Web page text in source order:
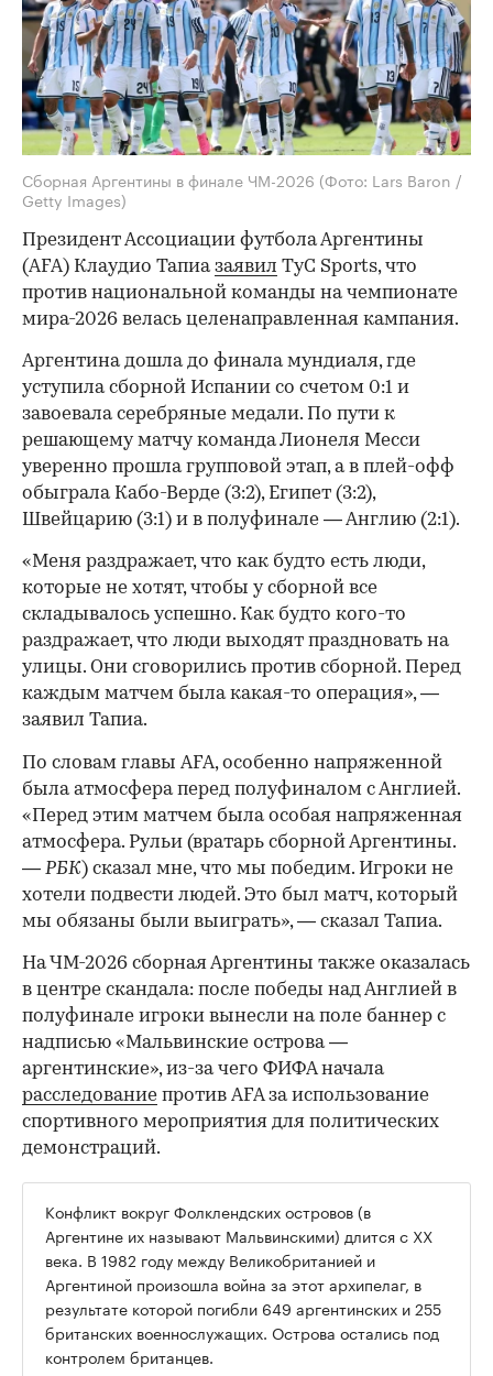
Сборная Аргентины в финале ЧМ-2026 (Фото: Lars Baron /
Getty Images)
Президент Ассоциации футбола Аргентины
(AFA) Клаудио Тапиазаявил TyC Sports, что
против национальной команды на чемпионате
мира-2026 велась целенаправленная кампания.
Аргентина дошла до финала мундиаля, где
уступила сборной Испании со счетом 0:1 и
завоевала серебряные медали. По пути к
решающему матчу команда Лионеля Месси
уверенно прошла групповой этап, а в плей-офф
обыграла Кабо-Верде (3:2), Египет (3:2),
Швейцарию (3:1) и в полуфинале — Англию (2:1).
«Меня раздражает, что как будто есть люди,
которые не хотят, чтобы у сборной все
складывалось успешно. Как будто кого-то
раздражает, что люди выходят праздновать на
улицы. Они сговорились против сборной. Перед
каждым матчем была какая-то операция», —
заявил Тапиа.
00:00 00:00
По словам главы AFA, особенно напряженной
была атмосфера перед полуфиналом с Англией.
«Перед этим матчем была особая напряженная
атмосфера. Рульи (вратарь сборной Аргентины.
— РБК) сказал мне, что мы победим. Игроки не
хотели подвести людей. Это был матч, который
мы обязаны были выиграть», — сказал Тапиа.
На ЧМ-2026 сборная Аргентины также оказалась
в центре скандала: после победы над Англией в
полуфинале игроки вынесли на поле баннер с
надписью «Мальвинские острова —
аргентинские», из-за чего ФИФА начала
расследование против AFA за использование
спортивного мероприятия для политических
демонстраций.
Конфликт вокруг Фолклендских островов (в
Аргентине их называют Мальвинскими) длится с XX
века. В 1982 году между Великобританией и
Аргентиной произошла война за этот архипелаг, в
результате которой погибли 649 аргентинских и 255
британских военнослужащих. Острова остались под
контролем британцев.